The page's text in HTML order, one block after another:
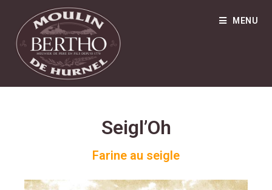
MENU
Seigl’Oh
Farine au seigle